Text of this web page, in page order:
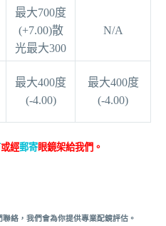
最大700度
(+7.00)散
光最大300
N/A
最大400度
(-4.00)
最大400度
(-4.00)
或經郵寄眼鏡架給我們。
絡，我們會為你提供專業配鏡評估。